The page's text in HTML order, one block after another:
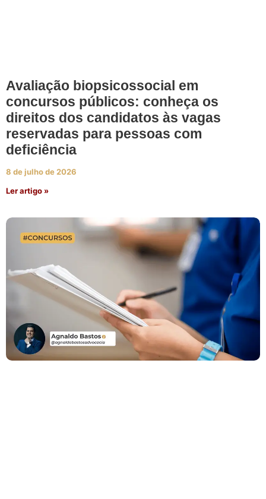
Avaliação biopsicossocial em
concursos públicos: conheça os
direitos dos candidatos às vagas
reservadas para pessoas com
deficiência
8 de julho de 2026
Ler artigo »